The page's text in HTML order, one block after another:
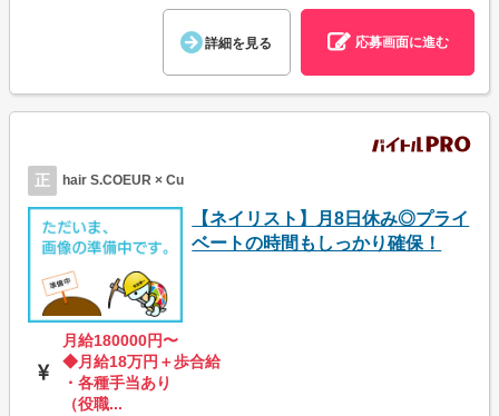
詳細を見る 応募画面に進む
正 hair S.COEUR × Cu
【ネイリスト】月8日休み◎プライ
ベートの時間もしっかり確保！
月給180000円〜
◆月給18万円＋歩合給
・各種手当あり
（役職...